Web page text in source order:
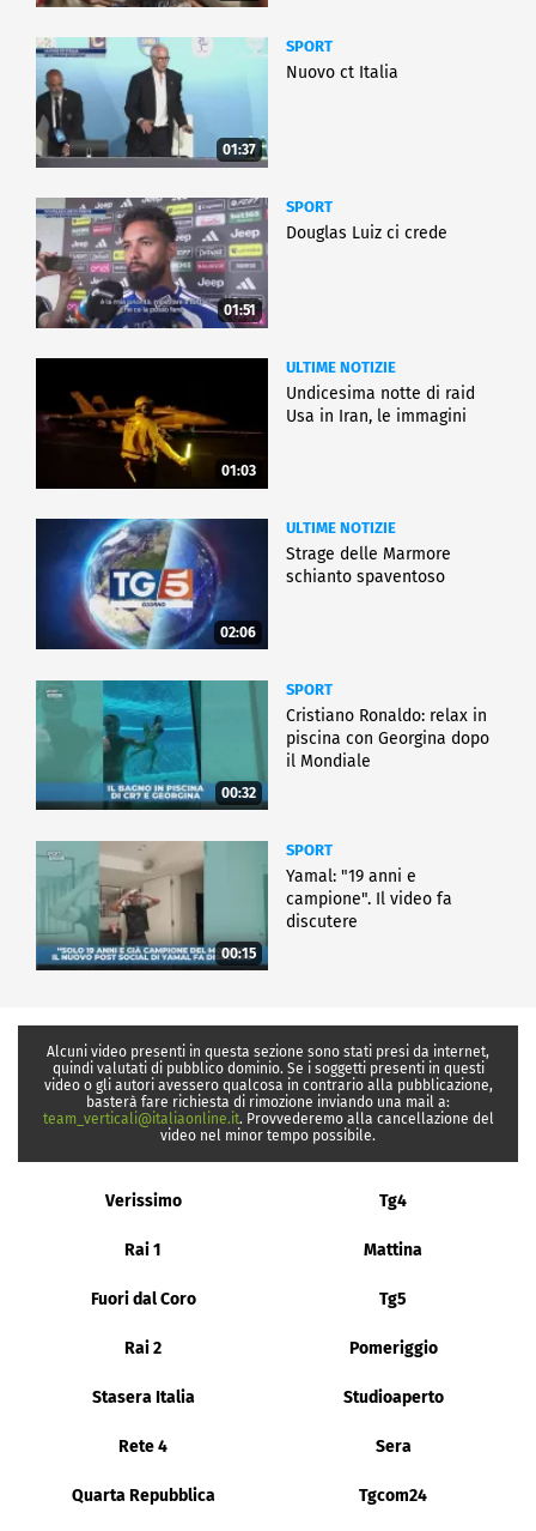
01:37
SPORT
Nuovo ct Italia
01:51
SPORT
Douglas Luiz ci crede
01:03
ULTIME NOTIZIE
Undicesima notte di raid
Usa in Iran, le immagini
02:06
ULTIME NOTIZIE
Strage delle Marmore
schianto spaventoso
00:32
SPORT
Cristiano Ronaldo: relax in
piscina con Georgina dopo
il Mondiale
00:15
SPORT
Yamal: "19 anni e
campione". Il video fa
discutere
Alcuni video presenti in questa sezione sono stati presi da internet,
quindi valutati di pubblico dominio. Se i soggetti presenti in questi
video o gli autori avessero qualcosa in contrario alla pubblicazione,
basterà fare richiesta di rimozione inviando una mail a:
team_verticali@italiaonline.it. Provvederemo alla cancellazione del
video nel minor tempo possibile.
Verissimo Tg4
Rai 1 Mattina
Fuori dal Coro Tg5
Rai 2 Pomeriggio
Stasera Italia Studioaperto
Rete 4 Sera
Quarta Repubblica Tgcom24